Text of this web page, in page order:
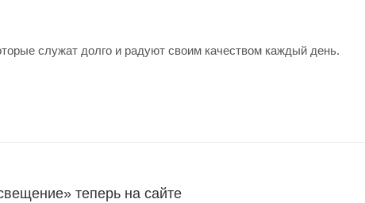
служат долго и радуют своим качеством каждый день.
теперь на сайте